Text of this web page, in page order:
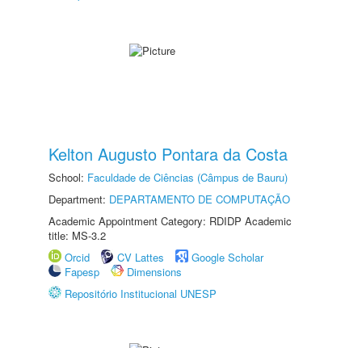
Kelton Augusto Pontara da Costa
School: Faculdade de Ciências (Câmpus de Bauru)
Department: DEPARTAMENTO DE COMPUTAÇÃO
Academic Appointment Category: RDIDP Academic
title: MS-3.2
Orcid
CV Lattes
Google Scholar
Fapesp
Dimensions
Repositório Institucional UNESP